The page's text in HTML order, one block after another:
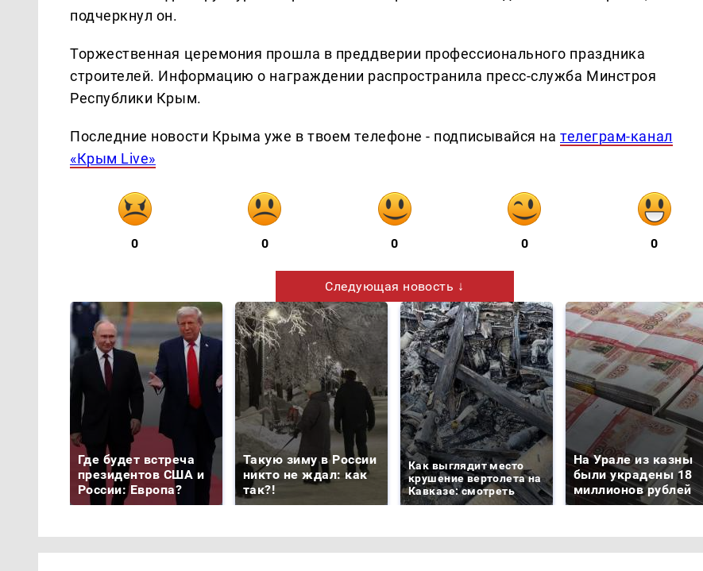
подчеркнул он.
Торжественная церемония прошла в преддверии профессионального праздника
строителей. Информацию о награждении распространила пресс-служба Минстроя
Республики Крым.
Последние новости Крыма уже в твоем телефоне - подписывайся нателеграм-канал
«Крым Live»
0 0 0 0 0
Следующая новость ↓
Где будет встреча
президентов США и
России: Европа?
Такую зиму в России
никто не ждал: как
так?!
Как выглядит место
крушение вертолета на
Кавказе: смотреть
На Урале из казны
были украдены 18
миллионов рублей